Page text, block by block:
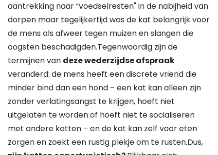
aantrekking naar “voedselresten" in de nabijheid van
dorpen maar tegelijkertijd was de kat belangrijk voor
de mens als afweer tegen muizen en slangen die
oogsten beschadigden.Tegenwoordig zijn de
termijnen van deze wederzijdse afspraak
veranderd: de mens heeft een discrete vriend die
minder bind dan een hond – een kat kan alleen zijn
zonder verlatingsangst te krijgen, hoeft niet
uitgelaten te worden of hoeft niet te socialiseren
met andere katten – en de kat kan zelf voor eten
zorgen en zoekt een rustig plekje om te rusten.Dus,